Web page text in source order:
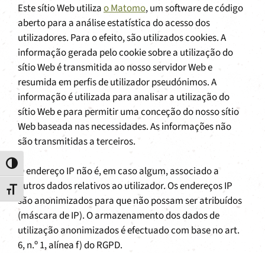
Toggle High Contrast
Toggle Font size
Este sítio Web utilizao Matomo, um software de código
aberto para a análise estatística do acesso dos
utilizadores. Para o efeito, são utilizados cookies. A
informação gerada pelo cookie sobre a utilização do
sítio Web é transmitida ao nosso servidor Web e
resumida em perfis de utilizador pseudónimos. A
informação é utilizada para analisar a utilização do
sítio Web e para permitir uma conceção do nosso sítio
Web baseada nas necessidades. As informações não
são transmitidas a terceiros.
O endereço IP não é, em caso algum, associado a
outros dados relativos ao utilizador. Os endereços IP
são anonimizados para que não possam ser atribuídos
(máscara de IP). O armazenamento dos dados de
utilização anonimizados é efectuado com base no art.
6, n.º 1, alínea f) do RGPD.